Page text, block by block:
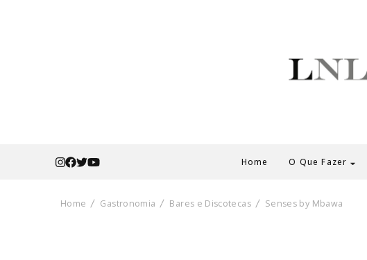
Home O Que Fazer
Home Gastronomia Bares e Discotecas Senses by Mbawa